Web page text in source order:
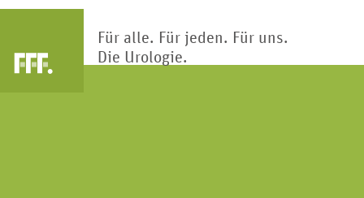
Für alle. Für jeden. Für uns.
Die Urologie.